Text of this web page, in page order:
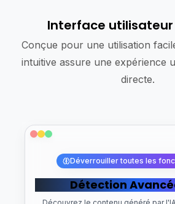
Interface
Conçue pour une utilisation
intuitive assure une expérience
directe.
Déverrouiller toutes les
Détection